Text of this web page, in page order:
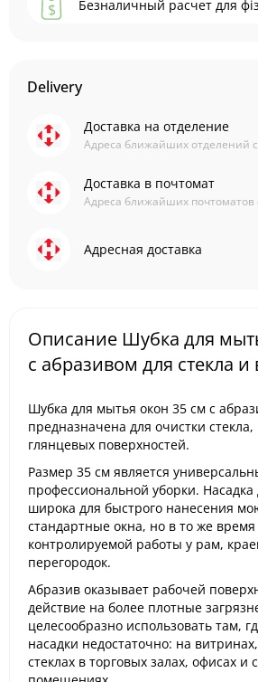
Безналичный расчет для
Delivery
Доставка на отделение
Адреса ближайших отделений
Доставка в почтомат
Адреса ближайших почтоматов
Адресная доставка
Описание Шубка для
с абразивом для стекла и
Шубка для мытья окон 35 см с
предназначена для очистки
глянцевых поверхностей.
Размер 35 см является
профессиональной уборки. Насадка
широка для быстрого нанесения
стандартные окна, но в то же время
контролируемой работы у рам,
перегородок.
Абразив оказывает рабочей
действие на более плотные
целесообразно использовать там,
насадки недостаточно: на
стеклах в торговых залах, офисах и